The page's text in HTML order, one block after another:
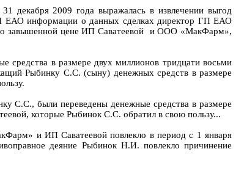
декабря 2009 года выражалась в извлечении выгод
ЕАО информации о данных сделках директор ГП ЕАО
по завышенной цене ИП Саватеевой и ООО «МакФарм»,
в размере двух миллионов тридцати восьми
Рыбинку С.С. (сыну) денежных средств в размере
С.С., были переведены денежные средства в размере
которые Рыбинок С.С. обратил в свою пользу...
и ИП Саватеевой повлекло в период с 1 января
деяние Рыбинок Н.И. повлекло причинение